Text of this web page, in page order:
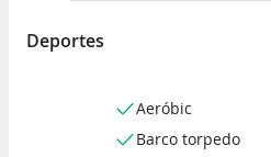
Deportes
Aeróbic
Barco torpedo